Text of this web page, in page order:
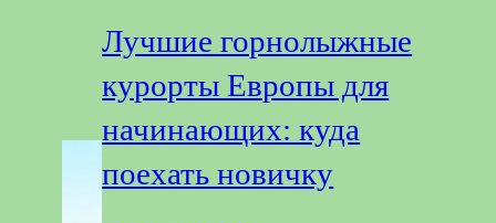
Лучшие горнолыжные
курорты Европы для
начинающих: куда
поехать новичку